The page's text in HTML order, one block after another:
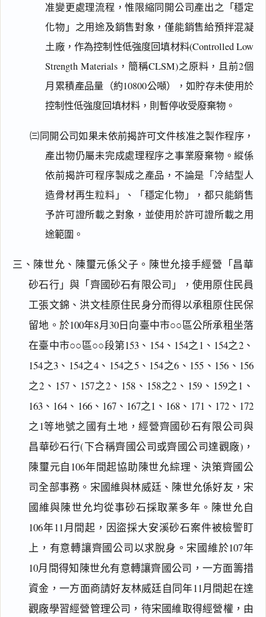
准變更處理流程，惟限縮同開公司產出之「穩定
化物」之用途及銷售對象，僅能銷售給預拌混凝
土廠，作為控制性低強度回填材料(Controlled Low
Strength Materials，簡稱CLSM)之原料，且前2個
月累積產品量（約10800公噸），如貯存未使用於
控制性低強度回填材料，則暫停收受廢棄物。
㈢同開公司如果未依前揭許可文件核准之製作程序，
產出物仍屬未完成處理程序之事業廢棄物。縱係
依前揭許可程序製成之產品，不論是「冷結型人
造骨材再生粒料」、「穩定化物」，都只能銷售
予許可證所載之對象，並使用於許可證所載之用
途範圍。
三、陳世允、陳璽元係父子。陳世允接手經營「昌華
砂石行」與「齊國砂石有限公司」，使用原住民員
工張文錦、洪文桂原住民身分而得以承租原住民保
留地。於100年8月30日向臺中市○○區公所承租坐落
在臺中市○○區○○段第153、154、154之1、154之2、
154之3、154之4、154之5、154之6、155、156、156
之2、157、157之2、158、158之2、159、159之1、
163、164、166、167、167之1、168、171、172、172
之1等地號之國有土地，經營齊國砂石有限公司與
昌華砂石行(下合稱齊國公司或齊國公司達觀廠)，
陳璽元自106年間起協助陳世允綜理、決策齊國公
司全部事務。宋國維與林威廷、陳世允係好友，宋
國維與陳世允均從事砂石採取業多年。陳世允自
106年11月間起，因盜採大安溪砂石案件被檢警盯
上，有意轉讓齊國公司以求脫身。宋國維於107年
10月間得知陳世允有意轉讓齊國公司，一方面籌措
資金，一方面商請好友林威廷自同年11月間起在達
觀廠學習經營管理公司，待宋國維取得經營權，由